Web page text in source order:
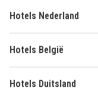
Hotels Nederland
Hotels België
Hotels Duitsland